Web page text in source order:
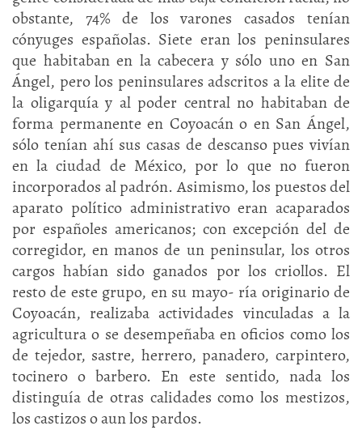
obstante, 74% de los varones casados tenían
cónyuges españolas. Siete eran los peninsulares
que habitaban en la cabecera y sólo uno en San
Ángel, pero los peninsulares adscritos a la elite de
la oligarquía y al poder central no habitaban de
forma permanente en Coyoacán o en San Ángel,
sólo tenían ahí sus casas de descanso pues vivían
en la ciudad de México, por lo que no fueron
incorporados al padrón. Asimismo, los puestos del
aparato político administrativo eran acaparados
por españoles americanos; con excepción del de
corregidor, en manos de un peninsular, los otros
cargos habían sido ganados por los criollos. El
resto de este grupo, en su mayo- ría originario de
Coyoacán, realizaba actividades vinculadas a la
agricultura o se desempeñaba en oficios como los
de tejedor, sastre, herrero, panadero, carpintero,
tocinero o barbero. En este sentido, nada los
distinguía de otras calidades como los mestizos,
los castizos o aun los pardos.